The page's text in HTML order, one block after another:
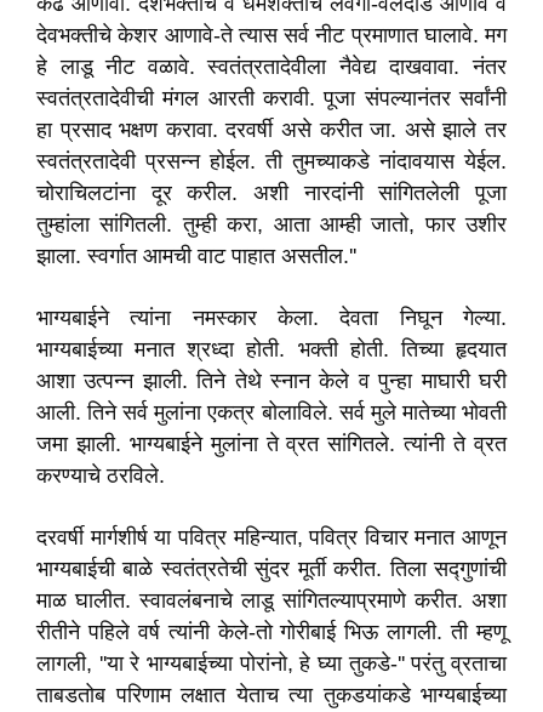
देवभक्तीचे केशर आणावे-ते त्यास सर्व नीट प्रमाणात घालावे. मग
हे लाडू नीट वळावे. स्वतंत्रतादेवीला नैवेद्य दाखवावा. नंतर
स्वतंत्रतादेवीची मंगल आरती करावी. पूजा संपल्यानंतर सर्वांनी
हा प्रसाद भक्षण करावा. दरवर्षी असे करीत जा. असे झाले तर
स्वतंत्रतादेवी प्रसन्न होईल. ती तुमच्याकडे नांदावयास येईल.
चोराचिलटांना दूर करील. अशी नारदांनी सांगितलेली पूजा
तुम्हांला सांगितली. तुम्ही करा, आता आम्ही जातो,फार उशीर
झाला. स्वर्गात आमची वाट पाहात असतील.''
भाग्यबाईने त्यांना नमस्कार केला. देवता निघून गेल्या.
भाग्यबाईच्या मनात श्रध्दा होती. भक्ती होती. तिच्या हृदयात
आशा उत्पन्न झाली. तिने तेथे स्नान केले व पुन्हा माघारी घरी
आली. तिने सर्व मुलांना एकत्र बोलाविले. सर्व मुले मातेच्या भोवती
जमा झाली. भाग्यबाईने मुलांना ते व्रत सांगितले. त्यांनी ते व्रत
करण्याचे ठरविले.
दरवर्षी मार्गशीर्ष या पवित्र महिन्यात,पवित्र विचार मनात आणून
भाग्यबाईची बाळे स्वतंत्रतेची सुंदर मूर्ती करीत. तिला सद्गुणांची
माळ घालीत. स्वावलंबनाचे लाडू सांगितल्याप्रमाणे करीत. अशा
रीतीने पहिले वर्ष त्यांनी केले-तो गोरीबाई भिऊ लागली. ती म्हणू
लागली, ''या रे भाग्यबाईच्या पोरांनो,हे घ्या तुकडे-''परंतु व्रताचा
ताबडतोब परिणाम लक्षात येताच त्या तुकडयांकडे भाग्यबाईच्या